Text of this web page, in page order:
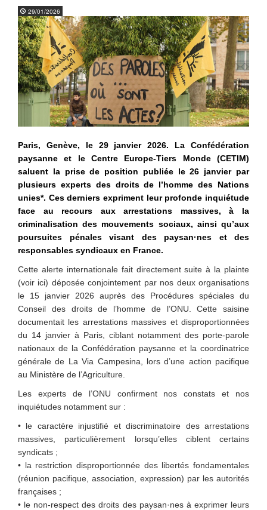
29/01/2026
Paris, Genève, le 29 janvier 2026. La Confédération
paysanne et le Centre Europe-Tiers Monde (CETIM)
saluent la prise de position publiée le 26 janvier par
plusieurs experts des droits de l’homme des Nations
unies*. Ces derniers expriment leur profonde inquiétude
face au recours aux arrestations massives, à la
criminalisation des mouvements sociaux, ainsi qu’aux
poursuites pénales visant des paysan·nes et des
responsables syndicaux en France.
Cette alerte internationale fait directement suite à la plainte
(voir ici) déposée conjointement par nos deux organisations
le 15 janvier 2026 auprès des Procédures spéciales du
Conseil des droits de l’homme de l’ONU. Cette saisine
documentait les arrestations massives et disproportionnées
du 14 janvier à Paris, ciblant notamment des porte-parole
nationaux de la Confédération paysanne et la coordinatrice
générale de La Via Campesina, lors d’une action pacifique
au Ministère de l’Agriculture.
Les experts de l’ONU confirment nos constats et nos
inquiétudes notamment sur :
• le caractère injustifié et discriminatoire des arrestations
massives, particulièrement lorsqu’elles ciblent certains
syndicats ;
• la restriction disproportionnée des libertés fondamentales
(réunion pacifique, association, expression) par les autorités
françaises ;
• le non-respect des droits des paysan·nes à exprimer leurs